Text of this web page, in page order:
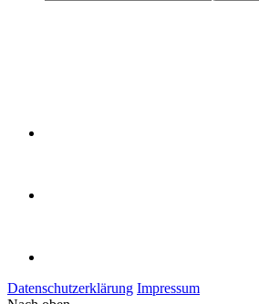
Datenschutzerklärung Impressum